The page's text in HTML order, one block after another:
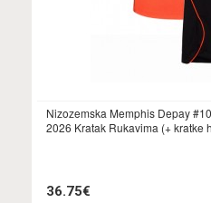
Nizozemska Memphis Depay
2026 Kratak Rukavima (+ kratke
36.75€